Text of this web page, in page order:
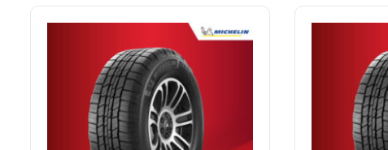
Lốp Michelin kích thước 235/50R19
trình bày đến khách
không săm đang trở thành xu hướng phổ biến trong ngành
lái. Thông số này mang ý nghĩa như sau:
Độ rộng lốp 235mm:Khoảng cách giữa 2 thành lốp là
biệt trong điều kiện đường trơn trượt.
Tỉ lệ chiều cao 50%:bề cao lốp so với chiều rộng lốp bằng